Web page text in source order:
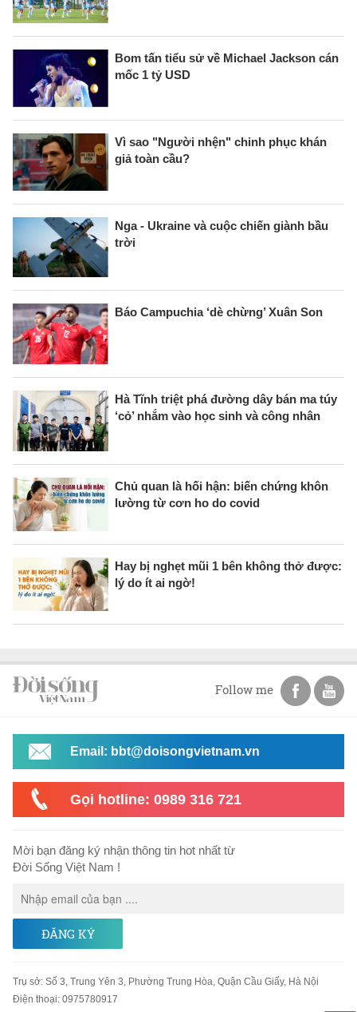
Bom tấn tiểu sử về Michael Jackson cán
mốc 1 tỷ USD
Vì sao "Người nhện" chinh phục khán
giả toàn cầu?
Nga - Ukraine và cuộc chiến giành bầu
trời
Báo Campuchia ‘dè chừng’ Xuân Son
Hà Tĩnh triệt phá đường dây bán ma túy
‘cỏ’ nhắm vào học sinh và công nhân
Chủ quan là hối hận: biến chứng khôn
lường từ cơn ho do covid
Hay bị nghẹt mũi 1 bên không thở được:
lý do ít ai ngờ!
Follow me
Email: bbt@doisongvietnam.vn
Gọi hotline: 0989 316 721
Mời bạn đăng ký nhận thông tin hot nhất từ
Đời Sống Việt Nam !
ĐĂNG KÝ
Trụ sở: Số 3, Trung Yên 3, Phường Trung Hòa, Quận Cầu Giấy, Hà Nội
Điện thoại: 0975780917